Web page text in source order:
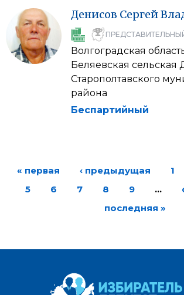
Денисов Сергей
Волгоградская
Беляевская сельская
Старополтавского
района
Беспартийный
« первая ‹ предыдущая 1
5
6 7 8 9 …
последняя »